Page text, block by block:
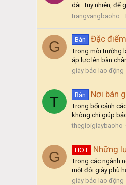
dài. Tuy nhiên, để
trangvangbaoho
G Bán Đặc
Trong môi trường
áp lực lên bàn
giày bảo lao động
T Bán Nơi bán
Trong bối cảnh
không chỉ giúp
thegioigiaybaoho
G HOT Những
Trong các ngành
một đôi giày phù
giày bảo lao động